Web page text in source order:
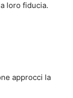
loro fiducia.
approcci la